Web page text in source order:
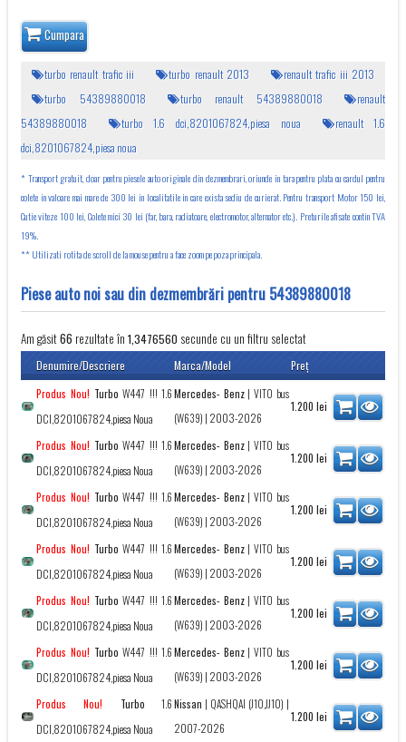
Cumpara
turbo renault trafic iii turbo renault 2013
renault trafic iii 2013
turbo 54389880018
turbo renault 54389880018
renault
54389880018
turbo 1.6 dci,8201067824,piesa noua
renault 1.6
dci,8201067824,piesa noua
* Transport gratuit, doar pentru piesele auto originale din dezmembrari, oriunde in tara pentru plata cu cardul pentru
colete in valoare mai mare de 300 lei in localitatile in care exista sediu de curierat. Pentru transport Motor 150 lei,
Cutie viteze 100 lei, Colete mici 30 lei (far, bara, radiatoare, electromotor, alternator etc.). Preturile afisate contin TVA
19%.
** Utilizati rotita de scroll de la mouse pentru a face zoom pe poza principala.
Piese auto noi sau din dezmembrări pentru 54389880018
Am găsit66 rezultate în 1,3476560 secunde cu un filtru selectat
Denumire/Descriere Marca/Model Preţ
Produs Nou! Turbo W447 !!! 1.6
DCI,8201067824,piesa Noua
Mercedes- Benz|VITO bus
(W639) | 2003-2026
1.200 lei
Produs Nou! Turbo W447 !!! 1.6
DCI,8201067824,piesa Noua
Mercedes- Benz|VITO bus
(W639) | 2003-2026
1.200 lei
Produs Nou! Turbo W447 !!! 1.6
DCI,8201067824,piesa Noua
Mercedes- Benz|VITO bus
(W639) | 2003-2026
1.200 lei
Produs Nou! Turbo W447 !!! 1.6
DCI,8201067824,piesa Noua
Mercedes- Benz|VITO bus
(W639) | 2003-2026
1.200 lei
Produs Nou! Turbo W447 !!! 1.6
DCI,8201067824,piesa Noua
Mercedes- Benz|VITO bus
(W639) | 2003-2026
1.200 lei
Produs Nou! Turbo W447 !!! 1.6
DCI,8201067824,piesa Noua
Mercedes- Benz|VITO bus
(W639) | 2003-2026
1.200 lei
Produs Nou! Turbo 1.6
DCI,8201067824,piesa Noua
Nissan | QASHQAI (J10,JJ10) |
2007-2026
1.200 lei